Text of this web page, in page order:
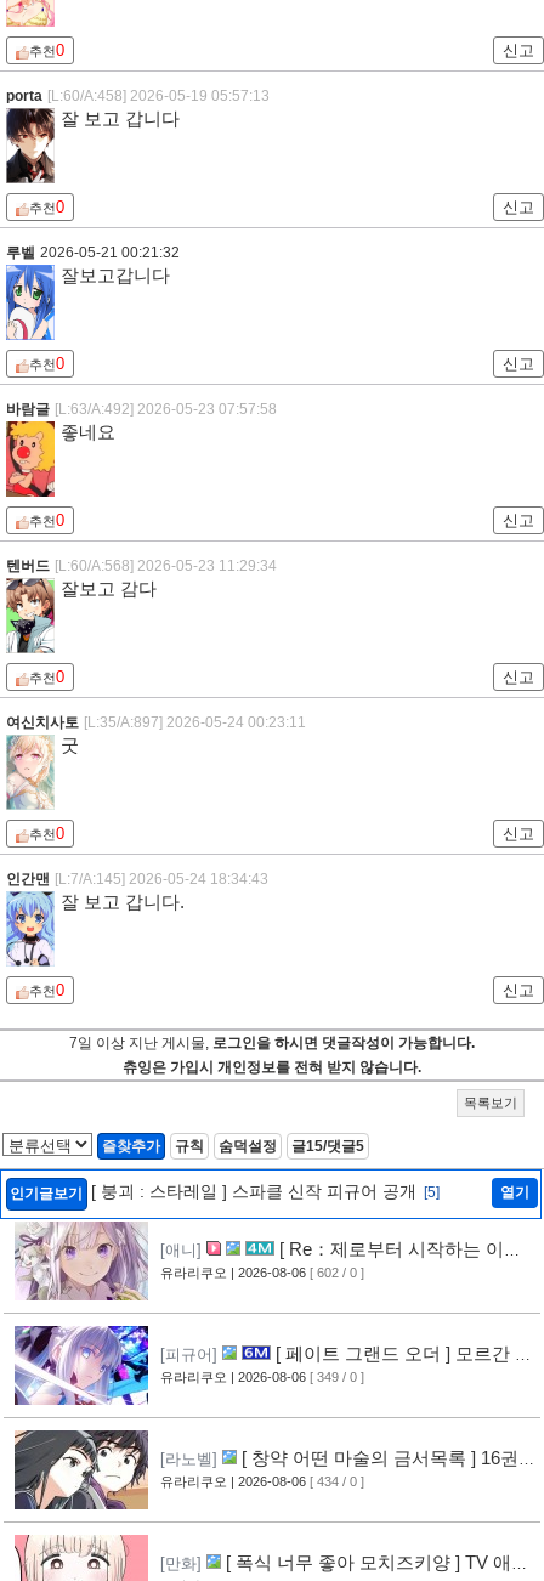
추천0 신고
porta [L:60/A:458] 2026-05-19 05:57:13
잘 보고 갑니다
추천0 신고
루벨 2026-05-21 00:21:32
잘보고갑니다
추천0 신고
바람글 [L:63/A:492] 2026-05-23 07:57:58
좋네요
추천0 신고
텐버드 [L:60/A:568] 2026-05-23 11:29:34
잘보고 감다
추천0 신고
여신치사토 [L:35/A:897] 2026-05-24 00:23:11
굿
추천0 신고
인간맨 [L:7/A:145] 2026-05-24 18:34:43
잘 보고 갑니다.
추천0 신고
7일 이상 지난 게시물, 로그인을 하시면 댓글작성이 가능합니다.
츄잉은 가입시 개인정보를 전혀 받지 않습니다.
목록보기
즐찾추가 규칙 숨덕설정 글15/댓글5
인기글보기 [ 붕괴 : 스타레일 ] 스파클 신작 피규어 공개 [5] 열기
[애니]
[ Re：제로부터 시작하는 이세
계 생활 ] 4기 탈환편 PV 영상 공개
유라리쿠오 | 2026-08-06 [ 602 / 0 ]
[피규어]
[ 페이트 그랜드 오더 ] 모르간 르
페이 신작 피규어 공개
[6]
유라리쿠오 | 2026-08-06 [ 349 / 0 ]
[라노벨]
[ 창약 어떤 마술의 금서목록 ] 16권
표지 공개
[8]
유라리쿠오 | 2026-08-06 [ 434 / 0 ]
[만화]
[ 폭식 너무 좋아 모치즈키양 ] TV 애니